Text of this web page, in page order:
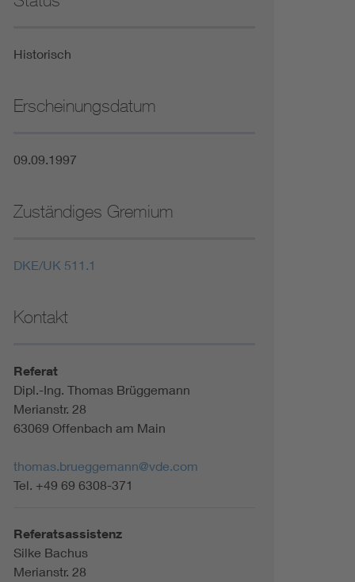
Not- und Sicherheitsbeleuchtung
Historisch
Erscheinungsdatum
09.09.1997
Zuständiges Gremium
DKE/UK 511.1
Kontakt
Referat
Dipl.-Ing. Thomas Brüggemann
Merianstr. 28
63069 Offenbach am Main
thomas.brueggemann@vde.com
Tel. +49 69 6308-371
Referatsassistenz
Silke Bachus
Merianstr. 28